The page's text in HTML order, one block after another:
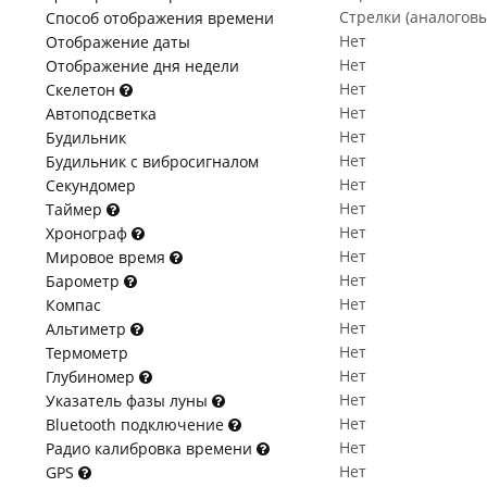
Способ отображения времени
Стрелки
Отображение даты
Нет
Отображение дня недели
Нет
Скелетон
Нет
Автоподсветка
Нет
Будильник
Нет
Будильник с вибросигналом
Нет
Секундомер
Нет
Таймер
Нет
Хронограф
Нет
Мировое время
Нет
Барометр
Нет
Компас
Нет
Альтиметр
Нет
Термометр
Нет
Глубиномер
Нет
Указатель фазы луны
Нет
Bluetooth подключение
Нет
Радио калибровка времени
Нет
GPS
Нет